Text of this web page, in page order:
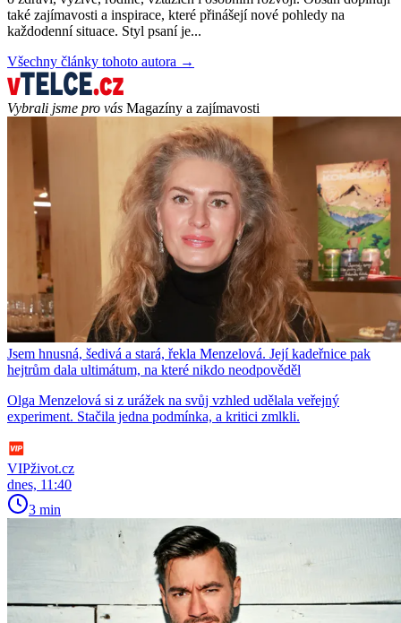
také zajímavosti a inspirace, které přinášejí nové pohledy na
každodenní situace. Styl psaní je...
Všechny články tohoto autora →
Vybrali jsme pro vás Magazíny a zajímavosti
Jsem hnusná, šedivá a stará, řekla Menzelová. Její kadeřnice pak
hejtrům dala ultimátum, na které nikdo neodpověděl
Olga Menzelová si z urážek na svůj vzhled udělala veřejný
experiment. Stačila jedna podmínka, a kritici zmlkli.
VIPživot.cz
dnes, 11:40
3 min